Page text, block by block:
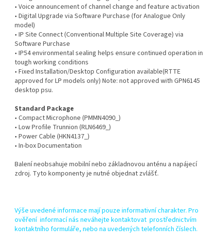
• Voice announcement of channel change and feature activation
• Digital Upgrade via Software Purchase (for Analogue Only
model)
• IP Site Connect (Conventional Multiple Site Coverage) via
Software Purchase
• IP54 environmental sealing helps ensure continued operation in
tough working conditions
• Fixed Installation/Desktop Configuration available(RTTE
approved for LP models only) Note: not approved with GPN6145
desktop psu.
Standard Package
• Compact Microphone (PMMN4090_)
• Low Profile Trunnion (RLN6469_)
• Power Cable (HKN4137_)
• In-box Documentation
Balení neobsahuje mobilní nebo základnovou anténu a napájecí
zdroj. Tyto komponenty je nutné objednat zvlášť.
Výše uvedené informace mají pouze informativní charakter. Pro
ověření informací nás neváhejte kontaktovat prostřednictvím
kontaktního formuláře, nebo na uvedených telefonních číslech.